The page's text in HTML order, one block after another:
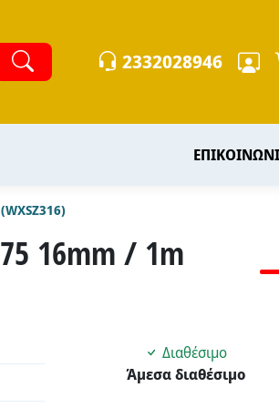
2332028946
16mm / 1m
Διαθέσιμο
Άμεσα διαθέσιμο